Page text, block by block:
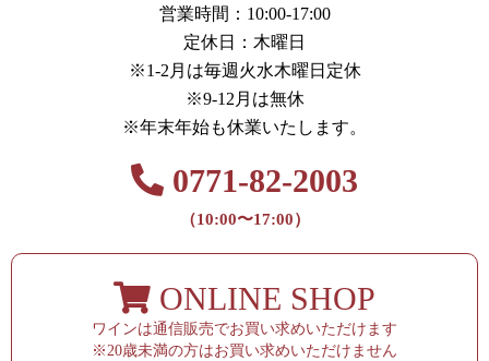
営業時間：10:00-17:00
定休日：木曜日
※1-2月は毎週火水木曜日定休
※9-12月は無休
※年末年始も休業いたします。
0771-82-2003
（10:00〜17:00）
ONLINE SHOP
ワインは通信販売でお買い求めいただけます
※20歳未満の方はお買い求めいただけません